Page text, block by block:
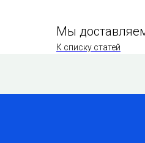
Мы
К списку статей